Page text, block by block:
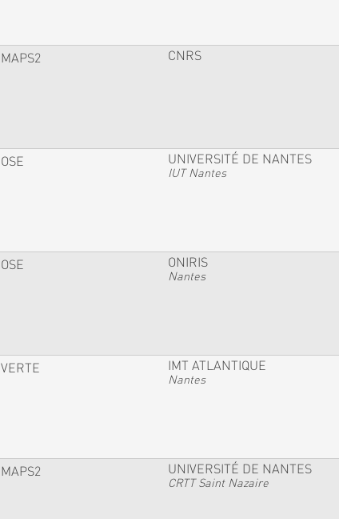
MAPS2 CNRS
OSE UNIVERSITÉ DE NANTES
IUT Nantes
OSE ONIRIS
Nantes
VERTE IMT ATLANTIQUE
Nantes
MAPS2 UNIVERSITÉ DE NANTES
CRTT Saint Nazaire